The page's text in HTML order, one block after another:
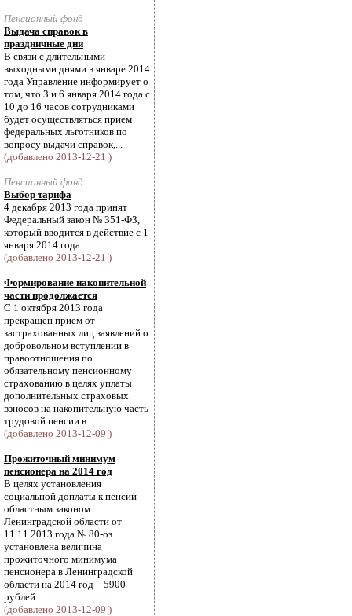
Пенсионный фонд
Выдача справок в
праздничные дни
В связи с длительными
выходными днями в январе 2014
года Управление информирует о
том, что 3 и 6 января 2014 года с
10 до 16 часов сотрудниками
будет осуществляться прием
федеральных льготников по
вопросу выдачи справок,...
(добавлено 2013-12-21 )
Пенсионный фонд
Выбор тарифа
4 декабря 2013 года принят
Федеральный закон № 351-ФЗ,
который вводится в действие с 1
января 2014 года.
(добавлено 2013-12-21 )
Формирование накопительной
части продолжается
С 1 октября 2013 года
прекращен прием от
застрахованных лиц заявлений о
добровольном вступлении в
правоотношения по
обязательному пенсионному
страхованию в целях уплаты
дополнительных страховых
взносов на накопительную часть
трудовой пенсии в ...
(добавлено 2013-12-09 )
Прожиточный минимум
пенсионера на 2014 год
В целях установления
социальной доплаты к пенсии
областным законом
Ленинградской области от
11.11.2013 года № 80-оз
установлена величина
прожиточного минимума
пенсионера в Ленинградской
области на 2014 год – 5900
рублей.
(добавлено 2013-12-09 )